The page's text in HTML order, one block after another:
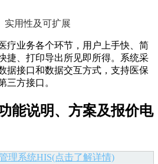
实用性及可扩展
疗业务各个环节，用户上手快、简
捷、打印导出所见即所得。系统采
据接口和数据交互方式，支持医保
三方接口。
能说明、方案及报价电
理系统HIS(点击了解详情)